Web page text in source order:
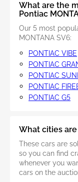
What are the
Pontiac
Our 5 most
MONTANA SV6:
PONTIAC VIBE
PONTIAC
PONTIAC
PONTIAC
PONTIAC G5
What cities
These cars are
so you can find
whenever you
cars on the